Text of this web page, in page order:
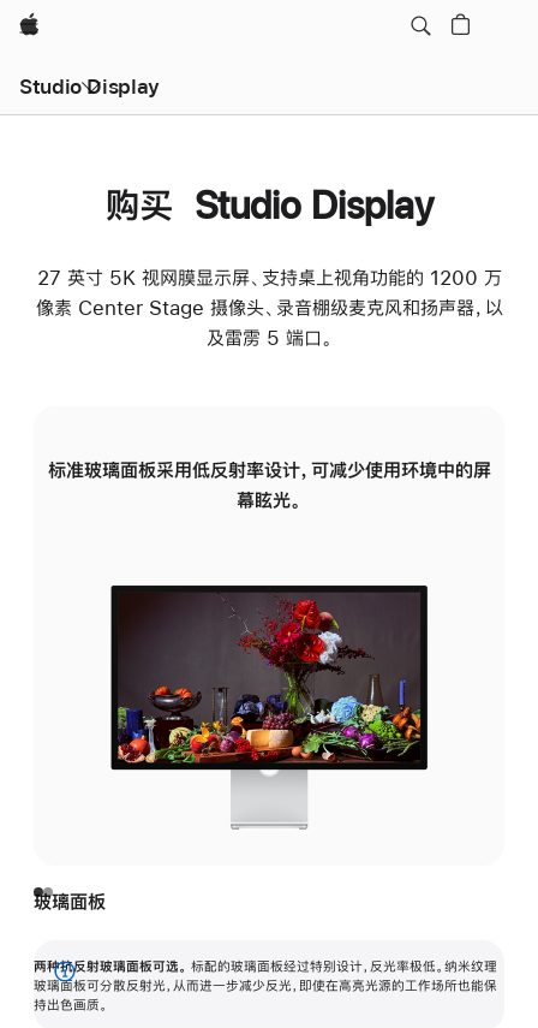
Apple
Studio Display
购买 Studio Display
27 英寸 5K 视网膜显示屏、支持桌上视角功能的 1200 万
像素 Center Stage 摄像头、录音棚级麦克风和扬声器，以
及雷雳 5 端口。
标准玻璃面板采用低反射率设计，可减少使用环境中的屏
幕眩光。
玻璃面板
两种抗反射玻璃面板可选。 标配的玻璃面板经过特别设计，反光率极低。纳米纹理
玻璃面板可分散反射光，从而进一步减少反光，即使在高亮光源的工作场所也能保
持出色画质。
展
开